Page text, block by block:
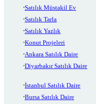
Satılık Müstakil Ev
Satılık Tarla
Satılık Yazlık
Konut Projeleri
Ankara Satılık Daire
Diyarbakır Satılık Daire
İstanbul Satılık Daire
Bursa Satılık Daire